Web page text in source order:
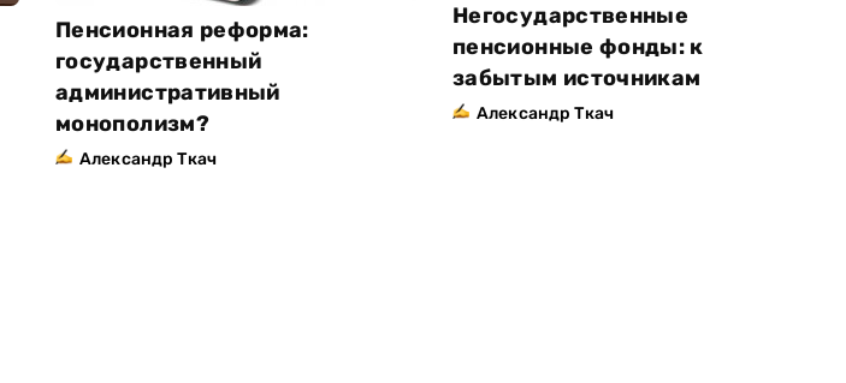
Пенсионная реформа:
государственный
административный
монополизм?
Александр Ткач
Негосударственные
пенсионные фонды: к
забытым источникам
Александр Ткач